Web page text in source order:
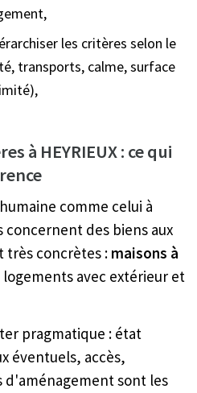
les critères selon le
transports, calme, surface
à HEYRIEUX : ce qui
comme celui à
concernent des biens aux
très concrètes : maisons à
avec extérieur et
pragmatique : état
éventuels, accès,
d'aménagement sont les